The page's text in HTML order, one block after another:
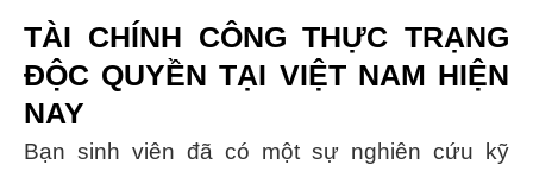
TÀI CHÍNH CÔNG THỰC TRẠNG
ĐỘC QUYỀN TẠI VIỆT NAM HIỆN
NAY
Bạn sinh viên đã có một sự nghiên cứu kỹ